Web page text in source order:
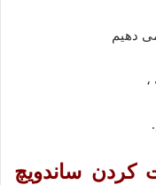
دهیم
،
ساندویچ